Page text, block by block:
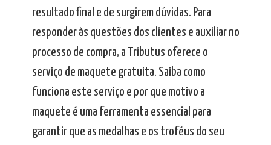
resultado final e de surgirem dúvidas. Para
responder às questões dos clientes e auxiliar no
processo de compra, a Tributus oferece o
serviço de maquete gratuita. Saiba como
funciona este serviço e por que motivo a
maquete é uma ferramenta essencial para
garantir que as medalhas e os troféus do seu